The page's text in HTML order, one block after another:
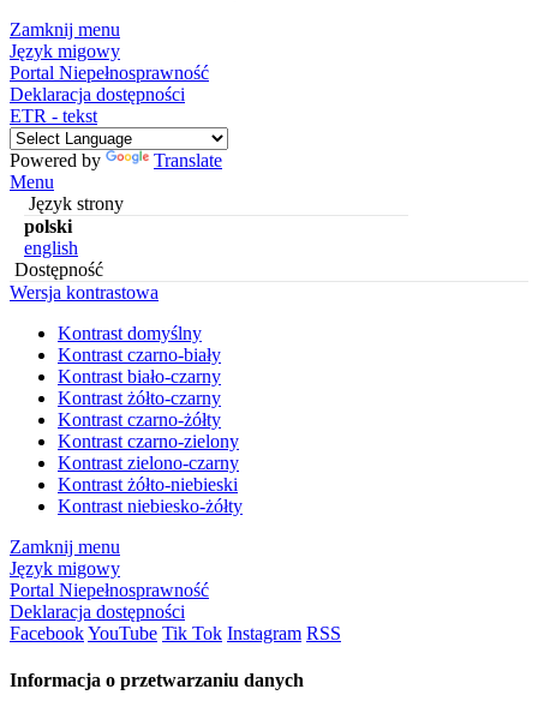
Zamknij menu
Język migowy
Portal Niepełnosprawność
Deklaracja dostępności
ETR - tekst
Powered by
Translate
Menu
Język strony
polski
english
Dostępność
Wersja kontrastowa
Kontrast domyślny
Kontrast czarno-biały
Kontrast biało-czarny
Kontrast żółto-czarny
Kontrast czarno-żółty
Kontrast czarno-zielony
Kontrast zielono-czarny
Kontrast żółto-niebieski
Kontrast niebiesko-żółty
Zamknij menu
Język migowy
Portal Niepełnosprawność
Deklaracja dostępności
FacebookYouTube Tik Tok Instagram RSS
Informacja o przetwarzaniu danych